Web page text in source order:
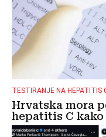
TESTIRANJE NA HEPATITIS
Hrvatska mora
hepatitis C